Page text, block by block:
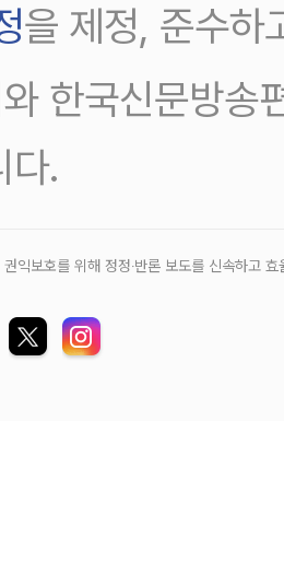
을 제정, 준수하
한국신문방송
다.
익보호를 위해 정정‧반론 보도를 신속하고